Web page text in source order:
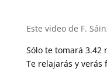
Este video de F.
Sólo te tomará
Te relajarás y